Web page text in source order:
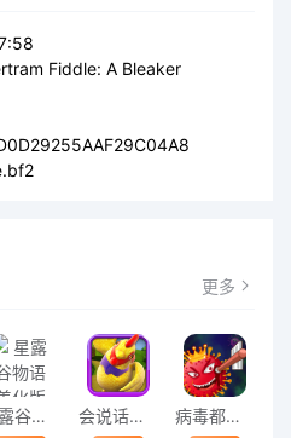
Fiddle: A Bleaker
更多
星露谷物语美化版 会说话的鸡手机版 病毒都得死游戏